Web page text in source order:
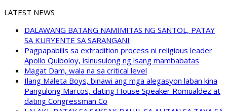
LATEST NEWS
DALAWANG BATANG NAMIMITAS NG SANTOL, PATAY
SA KURYENTE SA SARANGANI
Pagpapabilis sa extradition process ni religious leader
Apollo Quiboloy, isinusulong ng isang mambabatas
Magat Dam, wala na sa critical level
Ilang Maleta Boys, binawi ang mga alegasyon laban kina
Pangulong Marcos, dating House Speaker Romualdez at
dating Congressman Co